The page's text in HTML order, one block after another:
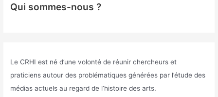
Qui sommes-nous ?
Le CRHI est né d’une volonté de réunir chercheurs et
praticiens autour des problématiques générées par l’étude des
médias actuels au regard de l’histoire des arts.